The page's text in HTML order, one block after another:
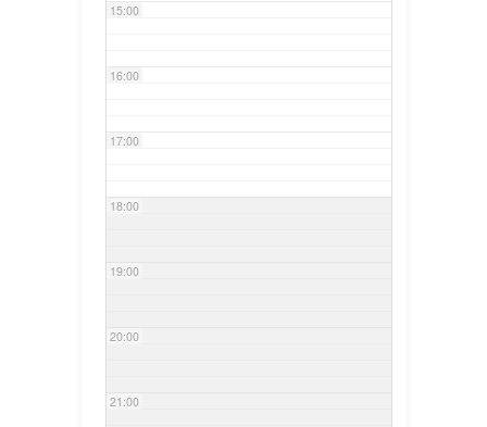
15:00
16:00
17:00
18:00
19:00
20:00
21:00